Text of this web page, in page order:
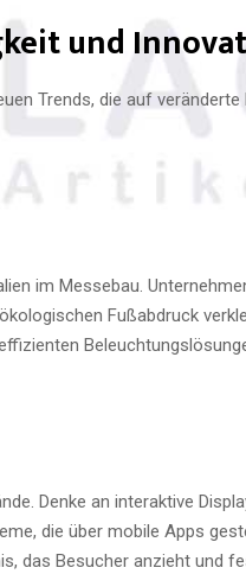
und
Trends, die auf veränderte
im Messebau.
Fußabdruck
Denke an interaktive
die über mobile Apps
das Besucher anzieht und